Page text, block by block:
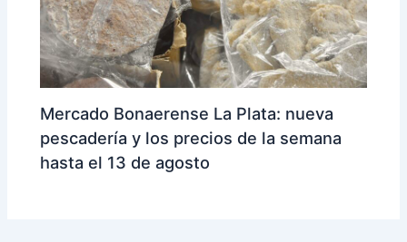
Mercado Bonaerense La Plata: nueva
pescadería y los precios de la semana
hasta el 13 de agosto